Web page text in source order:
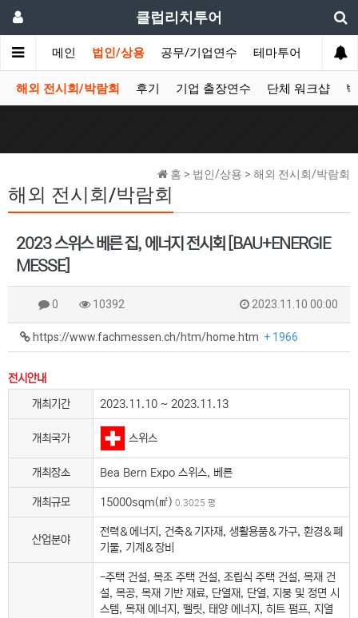
클럽리치투어
메인 법인/상용 공무/기업연수 테마투어 데이투
해외 전시회/박람회 후기 기업 출장연수 단체 워크샵
홈 > 법인/상용 > 해외 전시회/박람회
해외 전시회/박람회
2023 스위스 베른 집, 에너지 전시회 [BAU+ENERGIE
MESSE]
0 10392 2023.11.10 00:00
https://www.fachmessen.ch/htm/home.htm + 1966
전시안내
개최기간
2023.11.10 ~ 2023.11.13
개최국가 스위스
개최장소 Bea Bern Expo 스위스, 베른
개최규모 15000sqm(㎡) 0.3025 평
산업분야
전력＆에너지, 건축＆기자재, 생활용품＆가구, 환경＆폐
기물, 기계＆장비
-주택 건설, 목조 주택 건설, 조립식 주택 건설, 목재 건
설, 목공, 목재 기반 재료, 단열재, 단열, 지붕 및 정면 시
스템, 목재 에너지, 펠릿, 태양 에너지, 히트 펌프, 지열